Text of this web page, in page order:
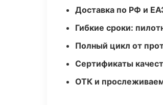
Доставка по РФ и
Гибкие сроки:
Полный цикл от
Сертификаты
ОТК и